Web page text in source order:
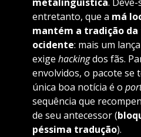
entretanto, que a má
mantém a tradição
ocidente: mais um
exige hackingdos fãs.
envolvidos, o pacote se
única boa notícia é o
sequência que
de seu antecessor (
péssima tradução).